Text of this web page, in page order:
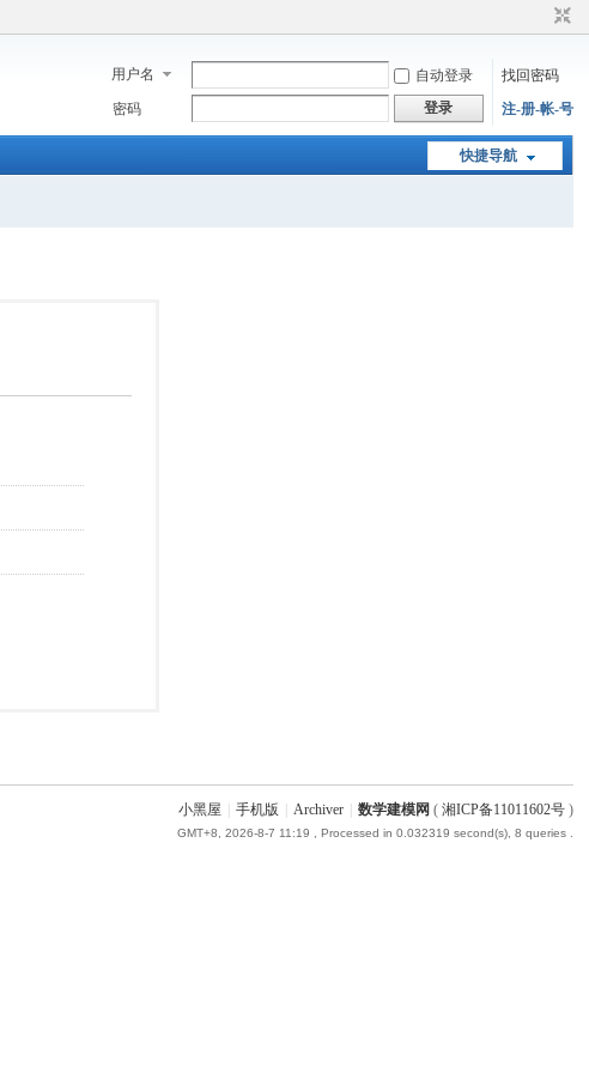
用户名 自动登录
找回密码
密码
登录 注-册-帐-号
快捷导航
小黑屋 手机版 Archiver 数学建模网 ( 湘ICP备11011602号)
GMT+8, 2026-8-7 11:19 , Processed in 0.032319 second(s), 8 queries .